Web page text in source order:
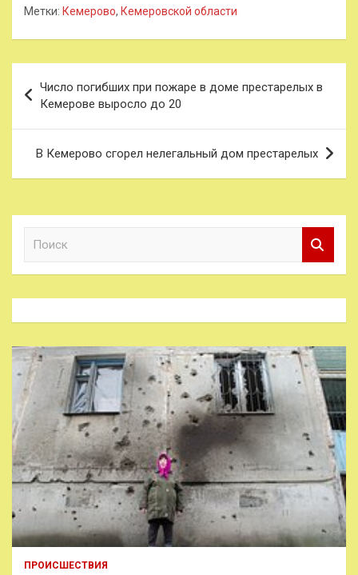
Метки: Кемерово, Кемеровской области
по
записям
Число погибших при пожаре в доме престарелых в
Кемерове выросло до 20
В Кемерово сгорел нелегальный дом престарелых
к
ПРОИСШЕСТВИЯ